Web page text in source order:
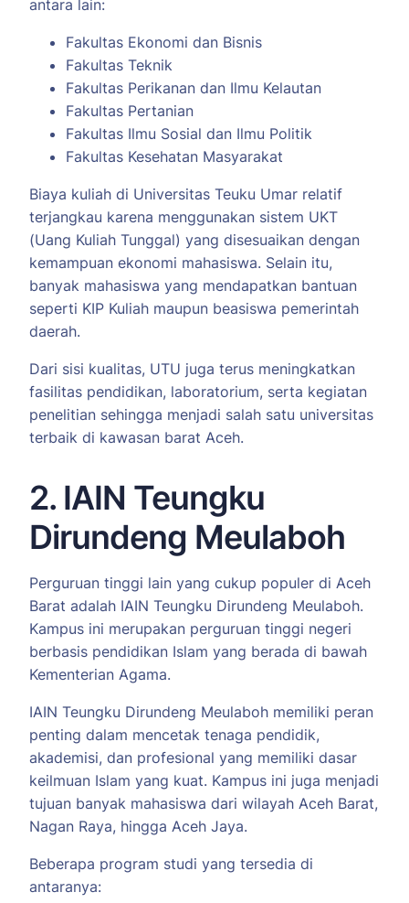
antara lain:
Fakultas Ekonomi dan Bisnis
Fakultas Teknik
Fakultas Perikanan dan Ilmu Kelautan
Fakultas Pertanian
Fakultas Ilmu Sosial dan Ilmu Politik
Fakultas Kesehatan Masyarakat
Biaya kuliah di Universitas Teuku Umar relatif
terjangkau karena menggunakan sistem UKT
(Uang Kuliah Tunggal) yang disesuaikan dengan
kemampuan ekonomi mahasiswa. Selain itu,
banyak mahasiswa yang mendapatkan bantuan
seperti KIP Kuliah maupun beasiswa pemerintah
daerah.
Dari sisi kualitas, UTU juga terus meningkatkan
fasilitas pendidikan, laboratorium, serta kegiatan
penelitian sehingga menjadi salah satu universitas
terbaik di kawasan barat Aceh.
2. IAIN Teungku
Dirundeng Meulaboh
Perguruan tinggi lain yang cukup populer di Aceh
Barat adalah IAIN Teungku Dirundeng Meulaboh.
Kampus ini merupakan perguruan tinggi negeri
berbasis pendidikan Islam yang berada di bawah
Kementerian Agama.
IAIN Teungku Dirundeng Meulaboh memiliki peran
penting dalam mencetak tenaga pendidik,
akademisi, dan profesional yang memiliki dasar
keilmuan Islam yang kuat. Kampus ini juga menjadi
tujuan banyak mahasiswa dari wilayah Aceh Barat,
Nagan Raya, hingga Aceh Jaya.
Beberapa program studi yang tersedia di
antaranya: